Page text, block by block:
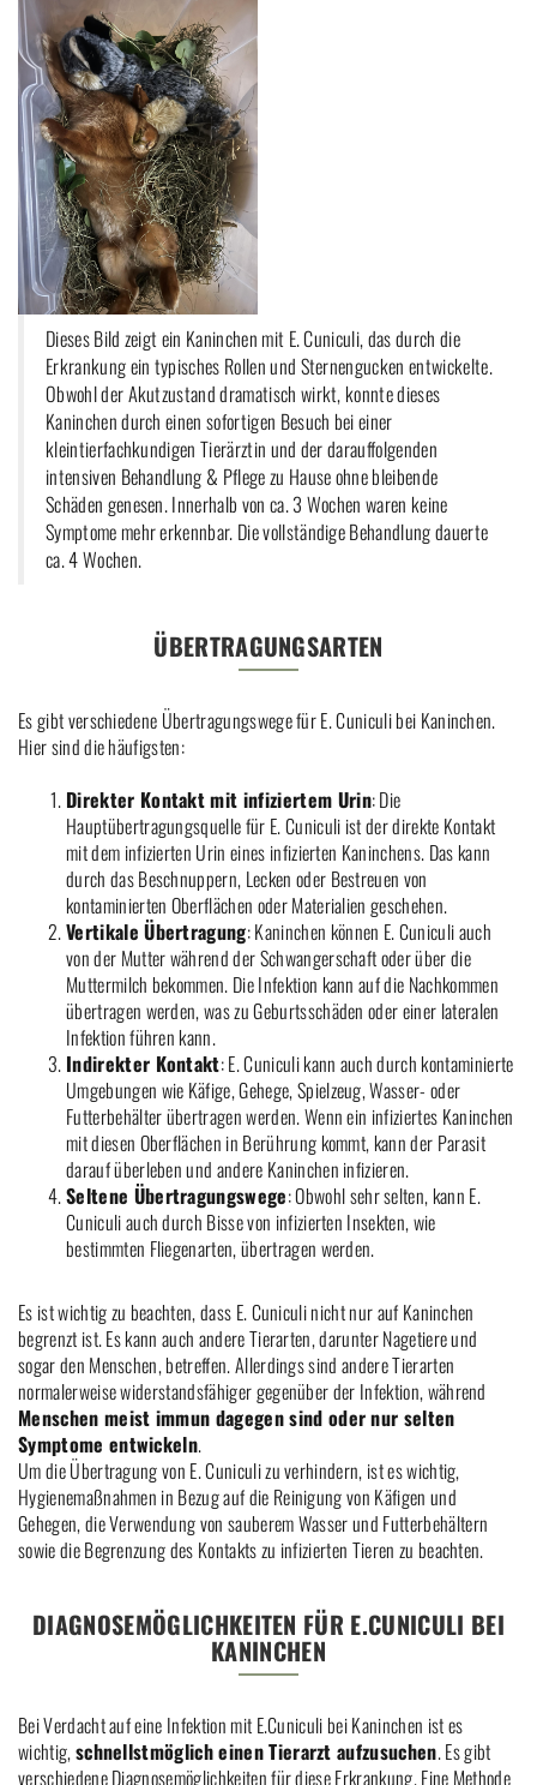
Dieses Bild zeigt ein Kaninchen mit E. Cuniculi, das durch die
Erkrankung ein typisches Rollen und Sternengucken entwickelte.
Obwohl der Akutzustand dramatisch wirkt, konnte dieses
Kaninchen durch einen sofortigen Besuch bei einer
kleintierfachkundigen Tierärztin und der darauffolgenden
intensiven Behandlung & Pflege zu Hause ohne bleibende
Schäden genesen. Innerhalb von ca. 3 Wochen waren keine
Symptome mehr erkennbar. Die vollständige Behandlung dauerte
ca. 4 Wochen.
ÜBERTRAGUNGSARTEN
Es gibt verschiedene Übertragungswege für E. Cuniculi bei Kaninchen.
Hier sind die häufigsten:
Direkter Kontakt mit infiziertem Urin: Die
Hauptübertragungsquelle für E. Cuniculi ist der direkte Kontakt
mit dem infizierten Urin eines infizierten Kaninchens. Das kann
durch das Beschnuppern, Lecken oder Bestreuen von
kontaminierten Oberflächen oder Materialien geschehen.
Vertikale Übertragung: Kaninchen können E. Cuniculi auch
von der Mutter während der Schwangerschaft oder über die
Muttermilch bekommen. Die Infektion kann auf die Nachkommen
übertragen werden, was zu Geburtsschäden oder einer lateralen
Infektion führen kann.
Indirekter Kontakt: E. Cuniculi kann auch durch kontaminierte
Umgebungen wie Käfige, Gehege, Spielzeug, Wasser- oder
Futterbehälter übertragen werden. Wenn ein infiziertes Kaninchen
mit diesen Oberflächen in Berührung kommt, kann der Parasit
darauf überleben und andere Kaninchen infizieren.
Seltene Übertragungswege: Obwohl sehr selten, kann E.
Cuniculi auch durch Bisse von infizierten Insekten, wie
bestimmten Fliegenarten, übertragen werden.
Es ist wichtig zu beachten, dass E. Cuniculi nicht nur auf Kaninchen
begrenzt ist. Es kann auch andere Tierarten, darunter Nagetiere und
sogar den Menschen, betreffen. Allerdings sind andere Tierarten
normalerweise widerstandsfähiger gegenüber der Infektion, während
Menschen meist immun dagegen sind oder nur selten
Symptome entwickeln.
Um die Übertragung von E. Cuniculi zu verhindern, ist es wichtig,
Hygienemaßnahmen in Bezug auf die Reinigung von Käfigen und
Gehegen, die Verwendung von sauberem Wasser und Futterbehältern
sowie die Begrenzung des Kontakts zu infizierten Tieren zu beachten.
DIAGNOSEMÖGLICHKEITEN FÜR E.CUNICULI BEI
KANINCHEN
Bei Verdacht auf eine Infektion mit E.Cuniculi bei Kaninchen ist es
wichtig,schnellstmöglich einen Tierarzt aufzusuchen. Es gibt
verschiedene Diagnosemöglichkeiten für diese Erkrankung. Eine Methode